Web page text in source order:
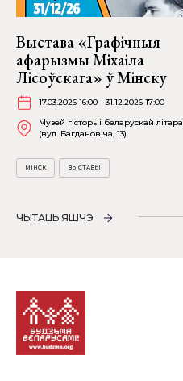
Выстава «Графічныя
афарызмы Міхаіла
Лісоўскага» ў Мінску
17.03.2026 16:00 - 31.12.2026 17:00
Музей гісторыі беларускай
(вул. Багдановіча, 13)
МІНСК ВЫСТАВЫ
ЧЫТАЦЬ ЯШЧЭ